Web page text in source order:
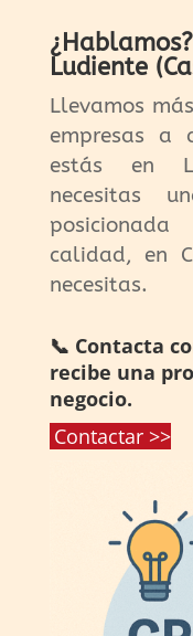
Ludiente
Llevamos
empresas a
estás en
necesitas
calidad, en
necesitas.
📞 Contacta
recibe una
negocio.
Contactar >>